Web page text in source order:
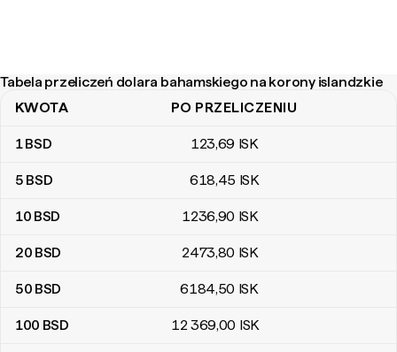
Tabela przeliczeń dolara bahamskiego na korony islandzkie
Tabela przeliczeń dolara bahamskiego na korony islandzkie
KWOTA PO PRZELICZENIU
1BSD 123,69 ISK
5 BSD 618,45 ISK
10 BSD 1236,90 ISK
20 BSD 2473,80 ISK
50 BSD 6184,50 ISK
100 BSD 12 369,00 ISK